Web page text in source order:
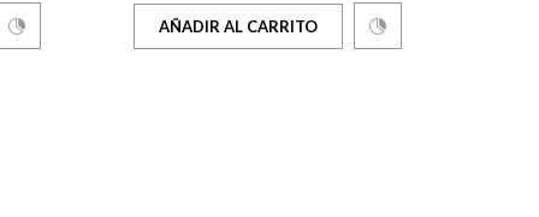
AÑADIR AL CARRITO